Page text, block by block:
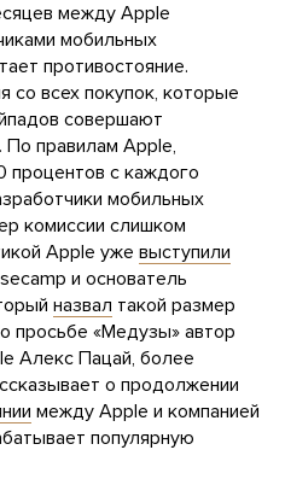
между Apple
мобильных
противостояние.
всех покупок, которые
совершают
правилам Apple,
процентов с каждого
мобильных
комиссии слишком
Apple уже выступили
и основатель
назвал такой размер
просьбе «Медузы» автор
Алекс Пацай, более
о продолжении
между Apple и компанией
популярную